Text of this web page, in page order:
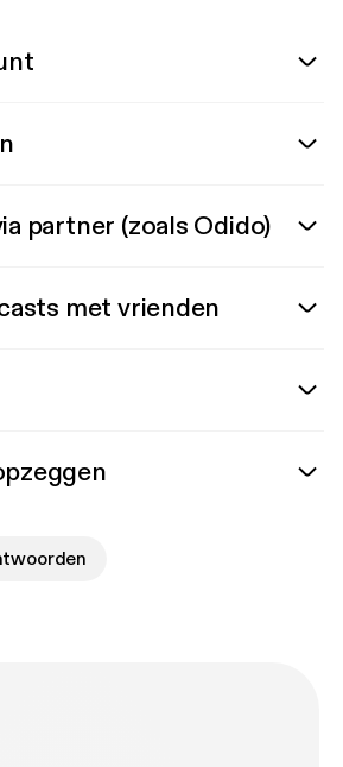
partner (zoals Odido)
met vrienden